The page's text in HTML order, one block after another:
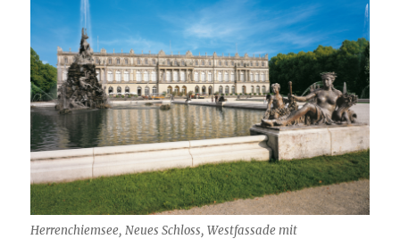
Herrenchiemsee, Neues Schloss, Westfassade mit